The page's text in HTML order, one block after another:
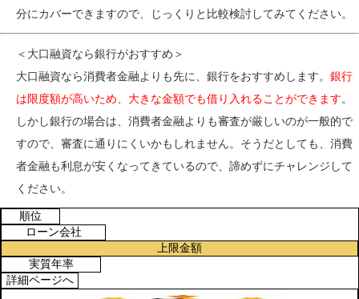
分にカバーできますので、じっくりと比較検討してみてください。
＜大口融資なら銀行がおすすめ＞
大口融資なら消費者金融よりも先に、銀行をおすすめします。 銀行
は限度額が高いため、大きな金額でも借り入れることができます。
しかし銀行の場合は、消費者金融よりも審査が厳しいのが一般的で
すので、審査に通りにくいかもしれません。そうだとしても、消費
者金融も利息が安くなってきているので、諦めずにチャレンジして
ください。
順位
ローン会社
上限金額
実質年率
詳細ページへ